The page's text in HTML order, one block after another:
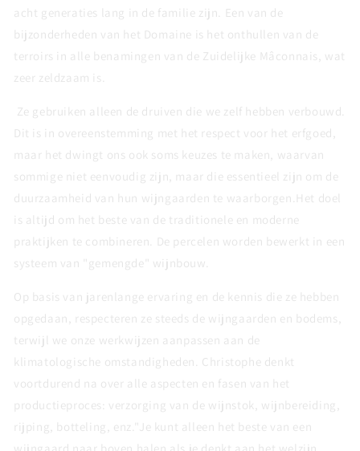
acht generaties lang in de familie zijn. Een van de
bijzonderheden van het Domaine is het onthullen van de
terroirs in alle benamingen van de Zuidelijke Mâconnais, wat
zeer zeldzaam is.
Ze gebruiken alleen de druiven die we zelf hebben verbouwd.
Dit is in overeenstemming met het respect voor het erfgoed,
maar het dwingt ons ook soms keuzes te maken, waarvan
sommige niet eenvoudig zijn, maar die essentieel zijn om de
duurzaamheid van hun wijngaarden te waarborgen.Het doel
is altijd om het beste van de traditionele en moderne
praktijken te combineren. De percelen worden bewerkt in een
systeem van "gemengde" wijnbouw.
Op basis van jarenlange ervaring en de kennis die ze hebben
opgedaan, respecteren ze steeds de wijngaarden en bodems,
terwijl we onze werkwijzen aanpassen aan de
klimatologische omstandigheden. Christophe denkt
voortdurend na over alle aspecten en fasen van het
productieproces: verzorging van de wijnstok, wijnbereiding,
rijping, botteling, enz."Je kunt alleen het beste van een